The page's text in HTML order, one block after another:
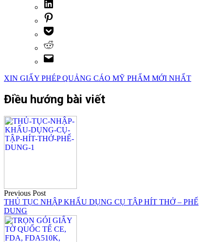
XIN GIẤY PHÉP QUẢNG CÁO MỸ PHẨM MỚI NHẤT
Điều hướng bài viết
Previous Post
THỦ TỤC NHẬP KHẨU DỤNG CỤ TẬP HÍT THỞ – PHẾ
DUNG